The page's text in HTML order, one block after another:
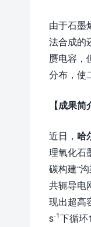
由于石墨
法合成的
赝电容，
分布，使
【成果简
近日， 哈
理氧化石
碳构建“
共轭导电
现出超高
s-1下循环